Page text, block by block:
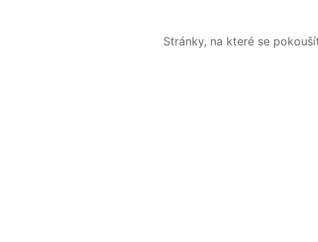
Stránky, na které se